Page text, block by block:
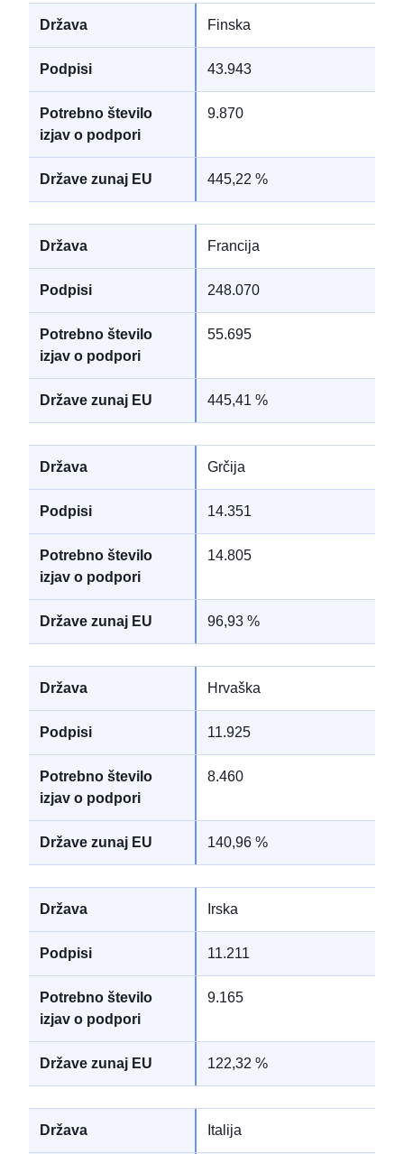
Finska
43.943
9.870
445,22 %
Francija
248.070
55.695
445,41 %
Grčija
14.351
14.805
96,93 %
Hrvaška
11.925
8.460
140,96 %
Irska
11.211
9.165
122,32 %
Italija